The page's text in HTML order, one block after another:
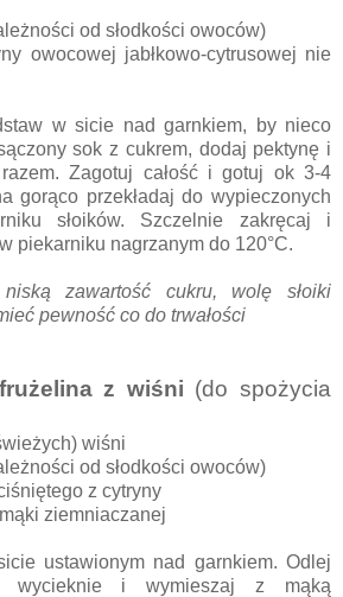
od słodkości owoców)
owocowej jabłkowo-cytrusowej nie
w sicie nad garnkiem, by nieco
sok z cukrem, dodaj pektynę i
Zagotuj całość i gotuj ok 3-4
gorąco przekładaj do wypieczonych
słoików. Szczelnie zakręcaj i
piekarniku nagrzanym do 120°C.
zawartość cukru, wolę słoiki
pewność co do trwałości
z wiśni (do spożycia
wiśni
od słodkości owoców)
z cytryny
ziemniaczanej
ustawionym nad garnkiem. Odlej
wycieknie i wymieszaj z mąką